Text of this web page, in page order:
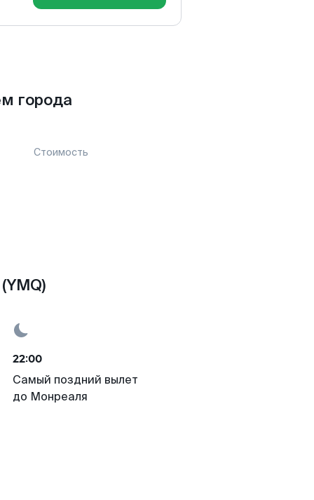
города
Стоимость
22:00
Самый поздний вылет
до Монреаля